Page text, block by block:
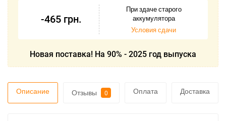
-465 грн.
При здаче старого
аккумулятора
Условия сдачи
Новая поставка! На 90% - 2025 год выпуска
Описание Отзывы 0 Оплата Доставка